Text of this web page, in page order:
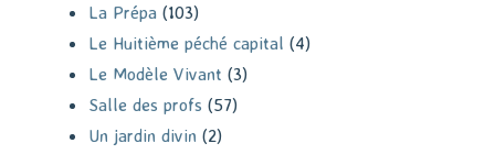
La Prépa (103)
Le Huitième péché capital (4)
Le Modèle Vivant (3)
Salle des profs (57)
Un jardin divin (2)